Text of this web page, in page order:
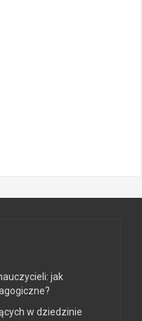
jak
w dziedzinie